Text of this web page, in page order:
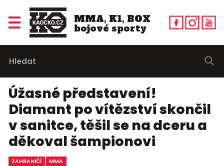
MMA, K1, BOX
bojové sporty
Úžasné představení!
Diamant po vítězství skončil
v sanitce, těšil se na dceru a
děkoval šampionovi
ZAHRANIČÍ MMA